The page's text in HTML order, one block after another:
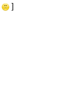
]